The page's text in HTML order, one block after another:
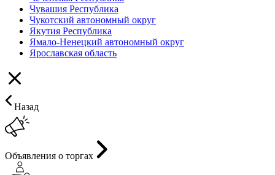
Чувашия Республика
Чукотский автономный округ
Якутия Республика
Ямало-Ненецкий автономный округ
Ярославская область
Назад
Объявления о торгах